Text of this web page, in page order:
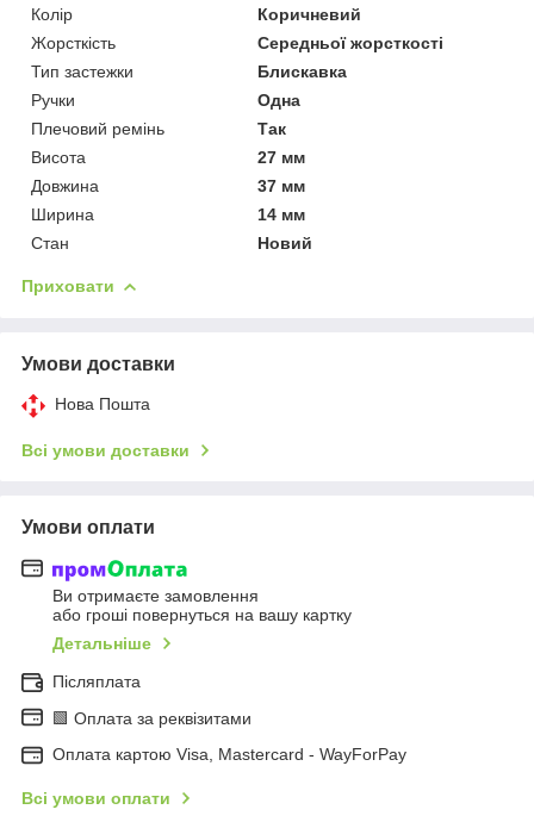
Колір
Коричневий
Жорсткість
Середньої жорсткості
Тип застежки
Блискавка
Ручки
Одна
Плечовий ремінь
Так
Висота
27 мм
Довжина
37 мм
Ширина
14 мм
Стан
Новий
Приховати
Умови доставки
Нова Пошта
Всі умови доставки
Умови оплати
Ви отримаєте замовлення
або гроші повернуться на вашу картку
Детальніше
Післяплата
🟩 Оплата за реквізитами
Оплата картою Visa, Mastercard - WayForPay
Всі умови оплати